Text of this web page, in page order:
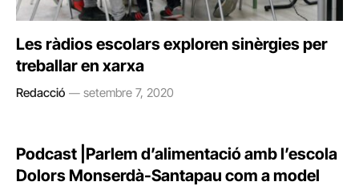
Les ràdios escolars exploren sinèrgies per
treballar en xarxa
Redacció setembre 7, 2020
Podcast |Parlem d’alimentació amb l’escola
Dolors Monserdà-Santapau com a model